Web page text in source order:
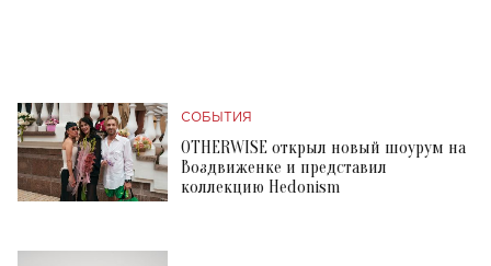
СОБЫТИЯ
OTHERWISE открыл новый шоурум на
Воздвиженке и представил
коллекцию Hedonism